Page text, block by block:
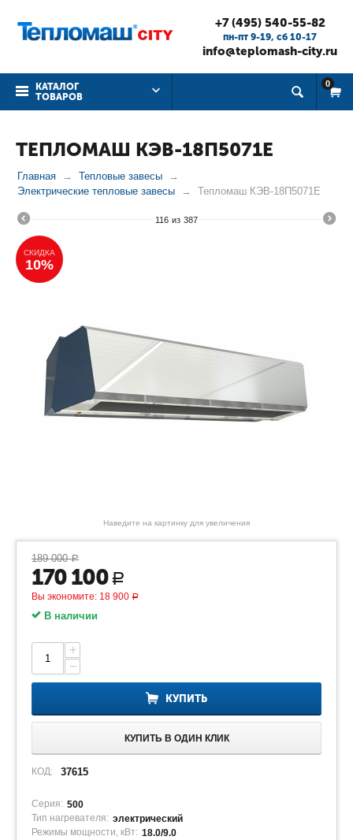
+7 (495) 540-55-82
пн-пт 9-19, cб 10-17
info@teplomash-city.ru
КАТАЛОГ
ТОВАРОВ
0
ТЕПЛОМАШ КЭВ-18П5071Е
Главная
Тепловые завесы
Электрические тепловые завесы
Тепломаш КЭВ-18П5071Е
116 из 387
СКИДКА
10%
Наведите на картинку для увеличения
189 000 Р
170 100 Р
Вы экономите: 18 900 Р
В наличии
+
−
КУПИТЬ
КУПИТЬ В ОДИН КЛИК
КОД: 37615
Серия: 500
Тип нагревателя: электрический
Режимы мощности, кВт: 18.0/9.0